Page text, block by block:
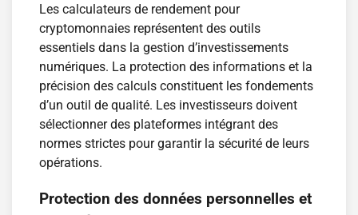
Les calculateurs de rendement pour
cryptomonnaies représentent des outils
essentiels dans la gestion d’investissements
numériques. La protection des informations et la
précision des calculs constituent les fondements
d’un outil de qualité. Les investisseurs doivent
sélectionner des plateformes intégrant des
normes strictes pour garantir la sécurité de leurs
opérations.
Protection des données personnelles et